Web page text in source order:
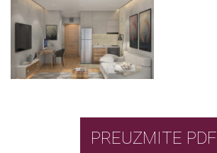
PREUZMITE PDF